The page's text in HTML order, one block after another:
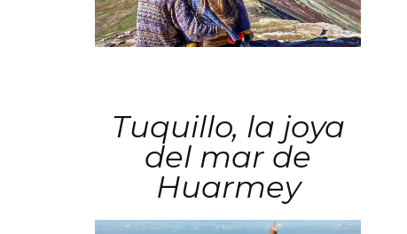
Tuquillo, la joya
del mar de
Huarmey